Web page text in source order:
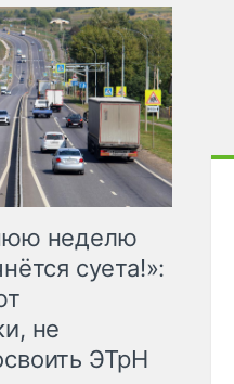
неделю
суета!»:
не
ЭТрН